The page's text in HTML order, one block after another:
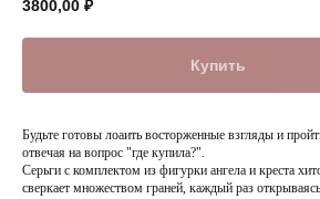
3800,00 ₽
Купить
Будьте готовы лоаить восторженные взгляды и
отвечая на вопрос "где купила?".
Серьги с комплектом из фигурки ангела и креста
сверкает множеством граней, каждый раз